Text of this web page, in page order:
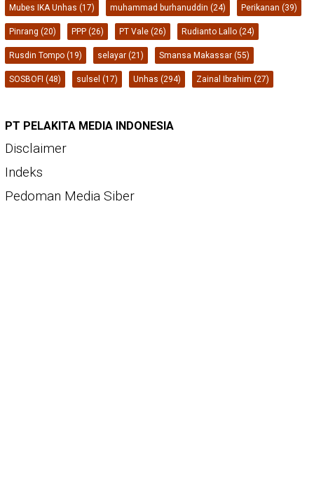
Mubes IKA Unhas (17) muhammad burhanuddin (24) Perikanan (39)
Pinrang (20) PPP (26) PT Vale (26) Rudianto Lallo (24)
Rusdin Tompo (19) selayar (21) Smansa Makassar (55)
SOSBOFI (48) sulsel (17) Unhas (294) Zainal Ibrahim (27)
PT PELAKITA MEDIA INDONESIA
Disclaimer
Indeks
Pedoman Media Siber